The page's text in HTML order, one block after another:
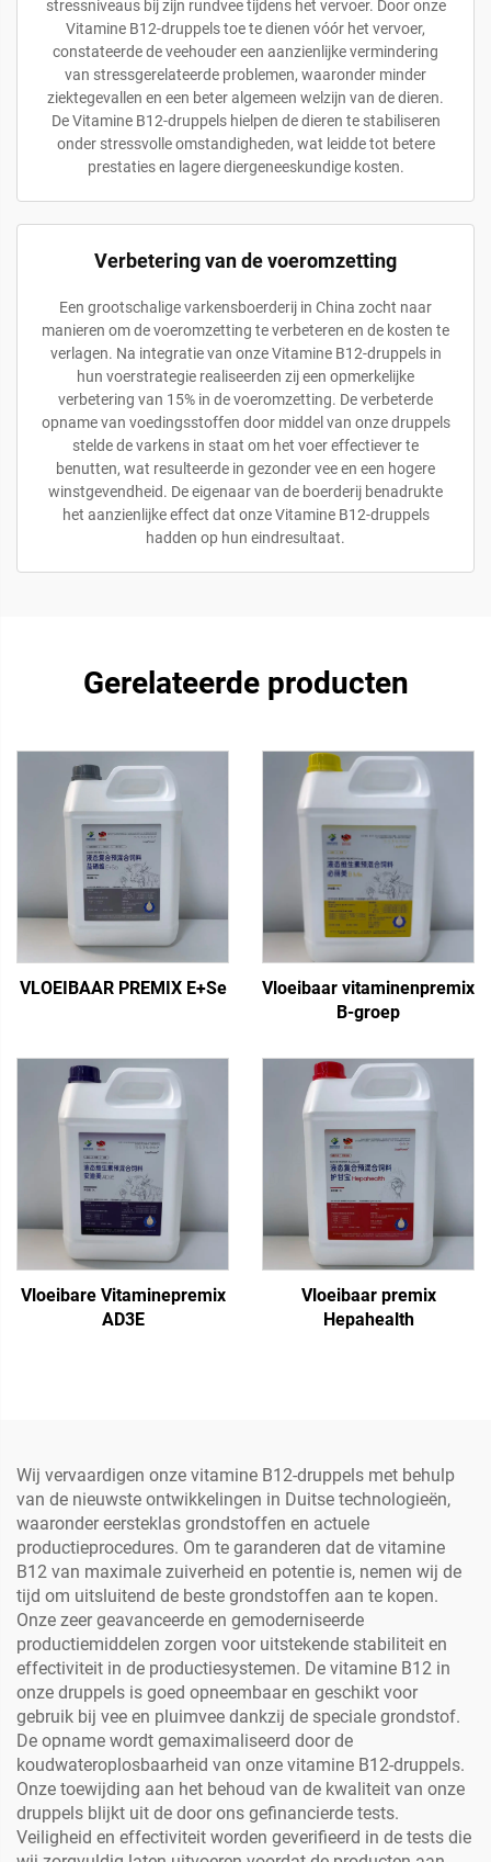
stressniveaus bij zijn rundvee tijdens het vervoer. Door onze
Vitamine B12-druppels toe te dienen vóór het vervoer,
constateerde de veehouder een aanzienlijke vermindering
van stressgerelateerde problemen, waaronder minder
ziektegevallen en een beter algemeen welzijn van de dieren.
De Vitamine B12-druppels hielpen de dieren te stabiliseren
onder stressvolle omstandigheden, wat leidde tot betere
prestaties en lagere diergeneeskundige kosten.
Verbetering van de voeromzetting
Een grootschalige varkensboerderij in China zocht naar
manieren om de voeromzetting te verbeteren en de kosten te
verlagen. Na integratie van onze Vitamine B12-druppels in
hun voerstrategie realiseerden zij een opmerkelijke
verbetering van 15% in de voeromzetting. De verbeterde
opname van voedingsstoffen door middel van onze druppels
stelde de varkens in staat om het voer effectiever te
benutten, wat resulteerde in gezonder vee en een hogere
winstgevendheid. De eigenaar van de boerderij benadrukte
het aanzienlijke effect dat onze Vitamine B12-druppels
hadden op hun eindresultaat.
Gerelateerde producten
VLOEIBAAR PREMIX E+Se
Vloeibaar vitaminenpremix
B-groep
Vloeibare Vitaminepremix
AD3E
Vloeibaar premix
Hepahealth
Wij vervaardigen onze vitamine B12-druppels met behulp
van de nieuwste ontwikkelingen in Duitse technologieën,
waaronder eersteklas grondstoffen en actuele
productieprocedures. Om te garanderen dat de vitamine
B12 van maximale zuiverheid en potentie is, nemen wij de
tijd om uitsluitend de beste grondstoffen aan te kopen.
Onze zeer geavanceerde en gemoderniseerde
productiemiddelen zorgen voor uitstekende stabiliteit en
effectiviteit in de productiesystemen. De vitamine B12 in
onze druppels is goed opneembaar en geschikt voor
gebruik bij vee en pluimvee dankzij de speciale grondstof.
De opname wordt gemaximaliseerd door de
koudwateroplosbaarheid van onze vitamine B12-druppels.
Onze toewijding aan het behoud van de kwaliteit van onze
druppels blijkt uit de door ons gefinancierde tests.
Veiligheid en effectiviteit worden geverifieerd in de tests die